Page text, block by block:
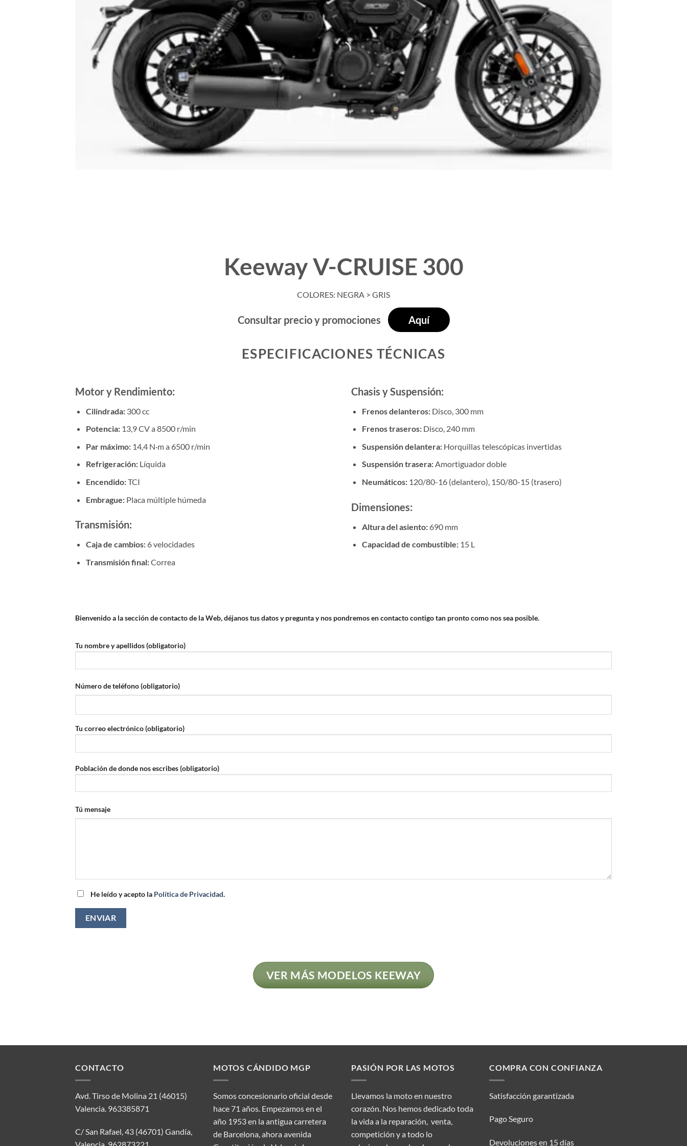
Keeway V-CRUISE 300
COLORES: NEGRA > GRIS
Consultar precio y promociones Aquí
ESPECIFICACIONES TÉCNICAS
Motor y Rendimiento:
Cilindrada:300 cc
Potencia:13,9 CV a 8500 r/min
Par máximo:14,4 N·m a 6500 r/min
Refrigeración:Líquida
Encendido:TCI
Embrague:Placa múltiple húmeda
Transmisión:
Caja de cambios:6 velocidades
Transmisión final:Correa
Chasis y Suspensión:
Frenos delanteros:Disco, 300 mm
Frenos traseros:Disco, 240 mm
Suspensión delantera:Horquillas telescópicas invertidas
Suspensión trasera:Amortiguador doble
Neumáticos:120/80-16 (delantero), 150/80-15 (trasero)
Dimensiones:
Altura del asiento:690 mm
Capacidad de combustible:15 L
Bienvenido a la sección de contacto de la Web, déjanos tus datos y pregunta y nos pondremos en contacto contigo tan pronto como nos sea posible.
Tu nombre y apellidos (obligatorio)
Número de teléfono (obligatorio)
Tu correo electrónico (obligatorio)
Población de donde nos escribes (obligatorio)
Tú mensaje
He leído y acepto la Política de Privacidad.
VER MÁS MODELOS KEEWAY
CONTACTO
Avd. Tirso de Molina 21 (46015)
Valencia. 963385871
C/ San Rafael, 43 (46701) Gandía,
MOTOS CÁNDIDO MGP
Somos concesionario oficial desde
hace 71 años. Empezamos en el
año 1953 en la antigua carretera
de Barcelona, ahora avenida
PASIÓN POR LAS MOTOS
Llevamos la moto en nuestro
corazón. Nos hemos dedicado toda
la vida a la reparación, venta,
competición y a todo lo
COMPRA CON CONFIANZA
Satisfacción garantizada
Pago Seguro
Devoluciones en 15 días